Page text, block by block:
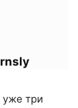
уже три